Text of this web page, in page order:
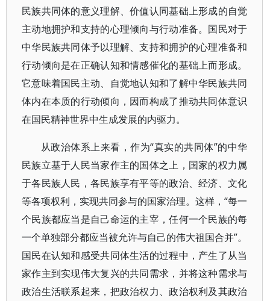
民族共同体的意义理解、价值认同基础上形成的自觉
主动地拥护和支持的心理倾向与行动准备。国民对于
中华民族共同体予以理解、支持和拥护的心理准备和
行动倾向是在正确认知和情感催化的基础上而形成。
它意味着国民主动、自觉地认知和了解中华民族共同
体内在本质的行动倾向，因而构成了推动共同体意识
在国民精神世界中生成发展的内驱力。
从政治体系上来看，作为“真实的共同体”的中华
民族立基于人民当家作主的国体之上，国家的权力属
于各民族人民，各民族享有平等的政治、经济、文化
等各项权利，实现共同参与的国家治理。这样，“每一
个民族都应当是自己命运的主宰，任何一个民族的每
一个单独部分都应当被允许与自己的伟大祖国合并”。
国民在认知和感受共同体生活的过程中，产生了从当
家作主到实现伟大复兴的共同需求，并将这种需求与
政治生活联系起来，把政治权力、政治权利及其政治